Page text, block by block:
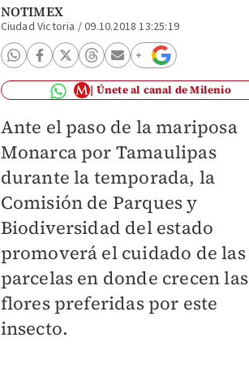
NOTIMEX
Ciudad Victoria /09.10.2018 13:25:19
Únete al canal de Milenio
Ante el paso de la mariposa
Monarca por Tamaulipas
durante la temporada, la
Comisión de Parques y
Biodiversidad del estado
promoverá el cuidado de las
parcelas en donde crecen las
flores preferidas por este
insecto.